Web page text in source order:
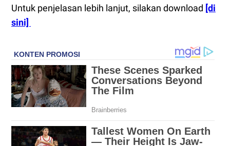
Untuk penjelasan lebih lanjut, silakan download [di
sini]